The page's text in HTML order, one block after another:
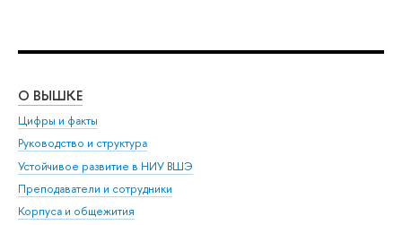
О ВЫШКЕ
Цифры и факты
Руководство и структура
Устойчивое развитие в НИУ ВШЭ
Преподаватели и сотрудники
Корпуса и общежития